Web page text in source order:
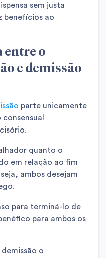
sem justa
benefícios ao
entre o
e demissão
parte unicamente
quanto o
em relação ao fim
ambos desejam
para terminá-lo de
para ambos os
o